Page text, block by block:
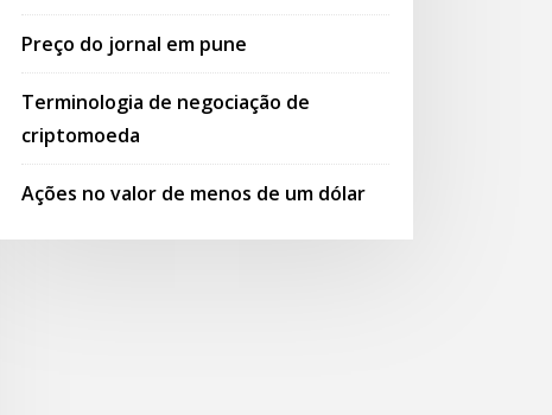
Preço do jornal em pune
Terminologia de negociação de
criptomoeda
Ações no valor de menos de um dólar